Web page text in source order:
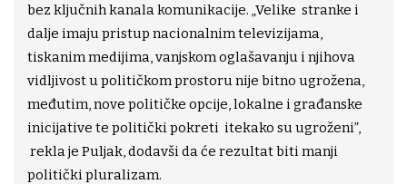
bez ključnih kanala komunikacije. „Velike stranke i
dalje imaju pristup nacionalnim televizijama,
tiskanim medijima, vanjskom oglašavanju i njihova
vidljivost u političkom prostoru nije bitno ugrožena,
međutim, nove političke opcije, lokalne i građanske
inicijative te politički pokreti itekako su ugroženi”,
rekla je Puljak, dodavši da će rezultat biti manji
politički pluralizam.